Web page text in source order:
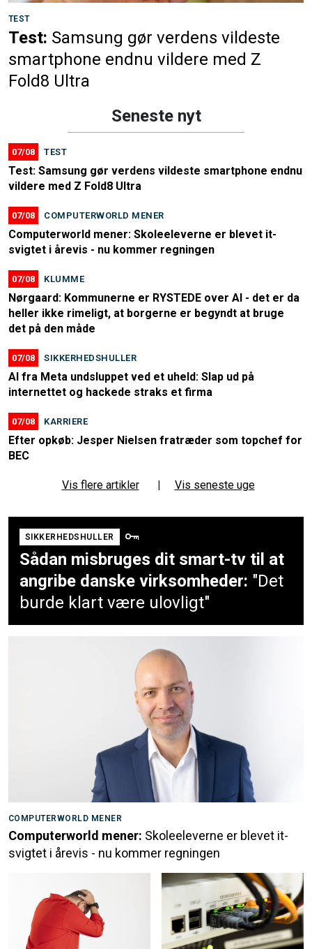
TEST
Test: Samsung gør verdens vildeste
smartphone endnu vildere med Z
Fold8 Ultra
Seneste nyt
07/08 TEST
Test: Samsung gør verdens vildeste smartphone endnu
vildere med Z Fold8 Ultra
07/08 COMPUTERWORLD MENER
Computerworld mener: Skoleeleverne er blevet it-
svigtet i årevis - nu kommer regningen
07/08 KLUMME
Nørgaard: Kommunerne er RYSTEDE over AI - det er da
heller ikke rimeligt, at borgerne er begyndt at bruge
det på den måde
07/08 SIKKERHEDSHULLER
AI fra Meta undsluppet ved et uheld: Slap ud på
internettet og hackede straks et firma
07/08 KARRIERE
Efter opkøb: Jesper Nielsen fratræder som topchef for
BEC
Vis flere artikler | Vis seneste uge
SIKKERHEDSHULLER
Sådan misbruges dit smart-tv til at
angribe danske virksomheder: "Det
burde klart være ulovligt"
COMPUTERWORLD MENER
Computerworld mener: Skoleeleverne er blevet it-
svigtet i årevis - nu kommer regningen